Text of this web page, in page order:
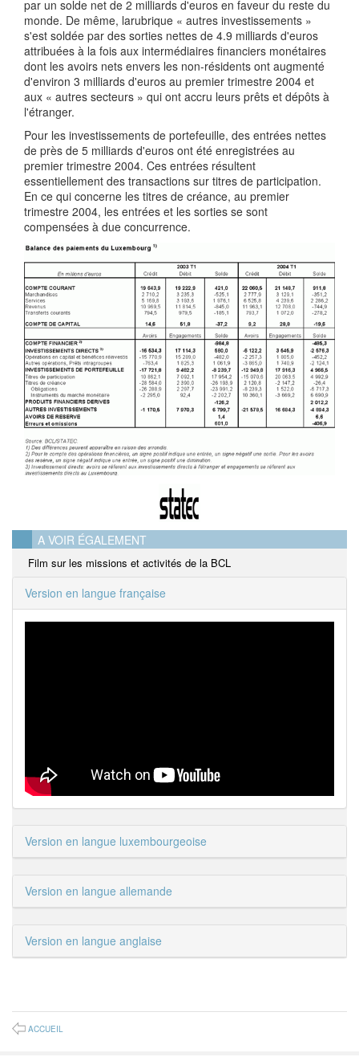
par un solde net de 2 milliards d'euros en faveur du reste du
monde. De même, larubrique « autres investissements »
s'est soldée par des sorties nettes de 4.9 milliards d'euros
attribuées à la fois aux intermédiaires financiers monétaires
dont les avoirs nets envers les non-résidents ont augmenté
d'environ 3 milliards d'euros au premier trimestre 2004 et
aux « autres secteurs » qui ont accru leurs prêts et dépôts à
l'étranger.
Pour les investissements de portefeuille, des entrées nettes
de près de 5 milliards d'euros ont été enregistrées au
premier trimestre 2004. Ces entrées résultent
essentiellement des transactions sur titres de participation.
En ce qui concerne les titres de créance, au premier
trimestre 2004, les entrées et les sorties se sont
compensées à due concurrence.
A VOIR ÉGALEMENT
Film sur les missions et activités de la BCL
Version en langue française
Version en langue luxembourgeoise
Version en langue allemande
Version en langue anglaise
ACCUEIL